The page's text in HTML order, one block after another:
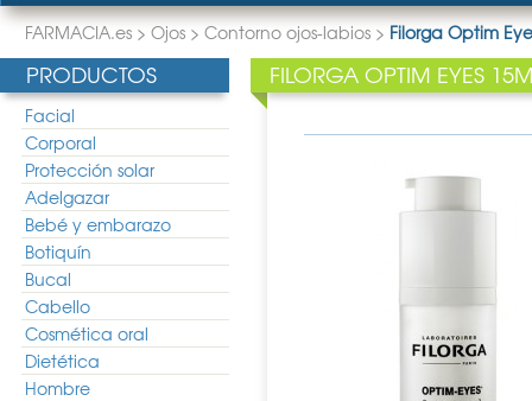
FARMACIA.es > Ojos > Contorno ojos-labios > Filorga Optim
PRODUCTOS
Facial
Corporal
Protección solar
Adelgazar
Bebé y embarazo
Botiquín
Bucal
Cabello
Cosmética oral
Dietética
Hombre
FILORGA OPTIM EYES